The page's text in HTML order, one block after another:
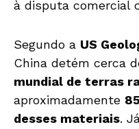
à disputa comercial
Segundo a US
China detém cerca
mundial de terras
aproximadamente
desses materiais.